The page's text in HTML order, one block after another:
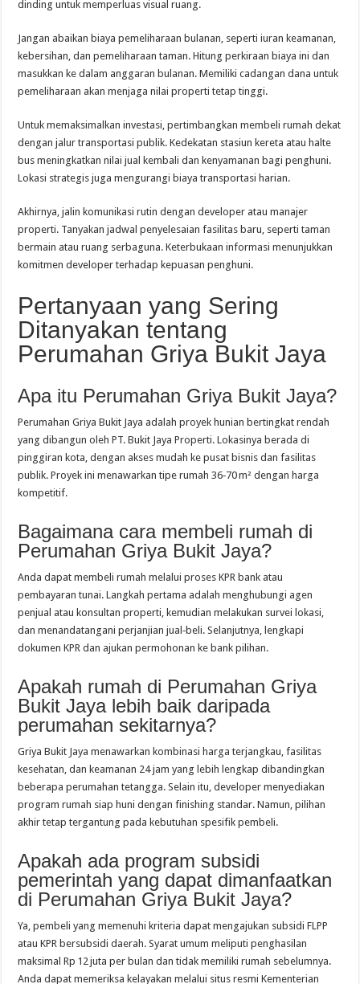
dinding untuk memperluas visual ruang.
Jangan abaikan biaya pemeliharaan bulanan, seperti iuran keamanan,
kebersihan, dan pemeliharaan taman. Hitung perkiraan biaya ini dan
masukkan ke dalam anggaran bulanan. Memiliki cadangan dana untuk
pemeliharaan akan menjaga nilai properti tetap tinggi.
Untuk memaksimalkan investasi, pertimbangkan membeli rumah dekat
dengan jalur transportasi publik. Kedekatan stasiun kereta atau halte
bus meningkatkan nilai jual kembali dan kenyamanan bagi penghuni.
Lokasi strategis juga mengurangi biaya transportasi harian.
Akhirnya, jalin komunikasi rutin dengan developer atau manajer
properti. Tanyakan jadwal penyelesaian fasilitas baru, seperti taman
bermain atau ruang serbaguna. Keterbukaan informasi menunjukkan
komitmen developer terhadap kepuasan penghuni.
Pertanyaan yang Sering
Ditanyakan tentang
Perumahan Griya Bukit Jaya
Apa itu Perumahan Griya Bukit Jaya?
Perumahan Griya Bukit Jaya adalah proyek hunian bertingkat rendah
yang dibangun oleh PT. Bukit Jaya Properti. Lokasinya berada di
pinggiran kota, dengan akses mudah ke pusat bisnis dan fasilitas
publik. Proyek ini menawarkan tipe rumah 36‑70 m² dengan harga
kompetitif.
Bagaimana cara membeli rumah di
Perumahan Griya Bukit Jaya?
Anda dapat membeli rumah melalui proses KPR bank atau
pembayaran tunai. Langkah pertama adalah menghubungi agen
penjual atau konsultan properti, kemudian melakukan survei lokasi,
dan menandatangani perjanjian jual‑beli. Selanjutnya, lengkapi
dokumen KPR dan ajukan permohonan ke bank pilihan.
Apakah rumah di Perumahan Griya
Bukit Jaya lebih baik daripada
perumahan sekitarnya?
Griya Bukit Jaya menawarkan kombinasi harga terjangkau, fasilitas
kesehatan, dan keamanan 24 jam yang lebih lengkap dibandingkan
beberapa perumahan tetangga. Selain itu, developer menyediakan
program rumah siap huni dengan finishing standar. Namun, pilihan
akhir tetap tergantung pada kebutuhan spesifik pembeli.
Apakah ada program subsidi
pemerintah yang dapat dimanfaatkan
di Perumahan Griya Bukit Jaya?
Ya, pembeli yang memenuhi kriteria dapat mengajukan subsidi FLPP
atau KPR bersubsidi daerah. Syarat umum meliputi penghasilan
maksimal Rp 12 juta per bulan dan tidak memiliki rumah sebelumnya.
Anda dapat memeriksa kelayakan melalui situs resmi Kementerian